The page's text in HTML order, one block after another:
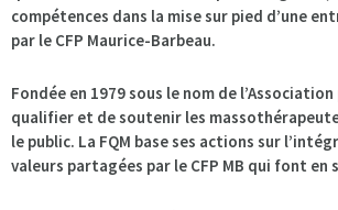
compétences dans la mise sur pied d’une
par le CFP Maurice-Barbeau.
Fondée en 1979 sous le nom de
qualifier et de soutenir les
le public. La FQM base ses actions sur
valeurs partagées par le CFP MB qui font